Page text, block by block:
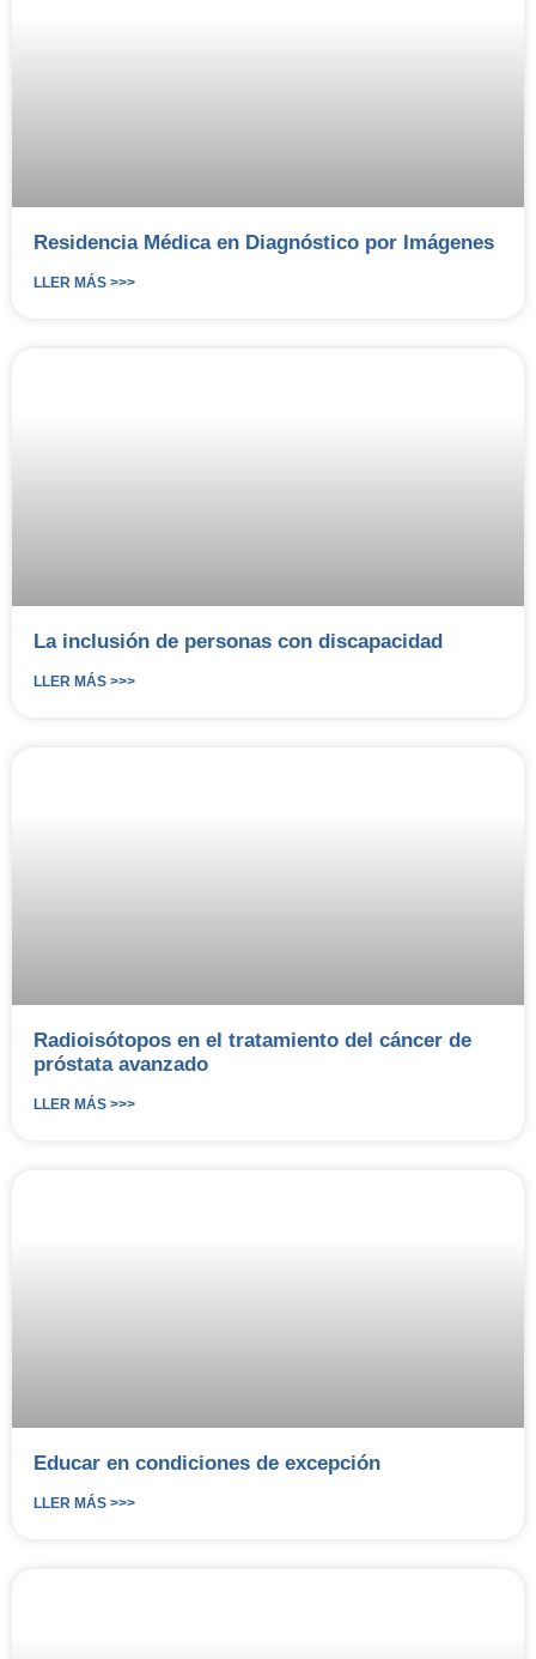
Residencia Médica en Diagnóstico por Imágenes
LLER MÁS >>>
La inclusión de personas con discapacidad
LLER MÁS >>>
Radioisótopos en el tratamiento del cáncer de
próstata avanzado
LLER MÁS >>>
Educar en condiciones de excepción
LLER MÁS >>>